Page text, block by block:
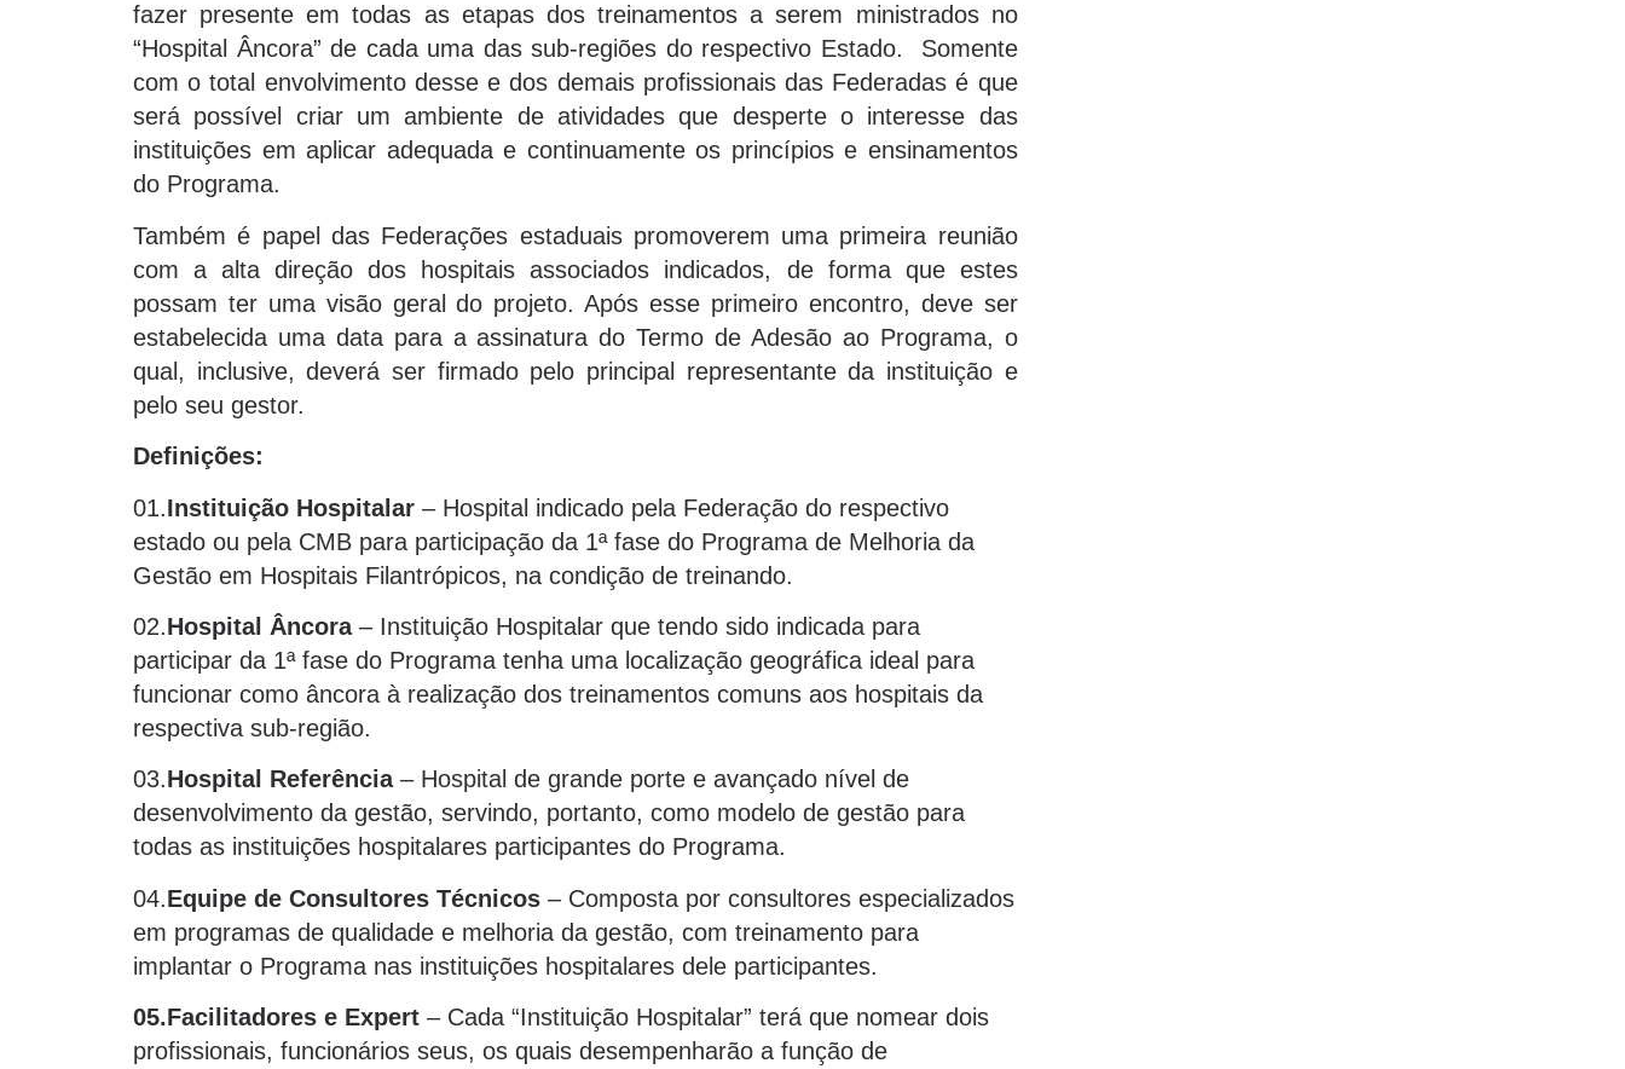
fazer presente em todas as etapas dos treinamentos a serem ministrados no
“Hospital Âncora” de cada uma das sub-regiões do respectivo Estado. Somente
com o total envolvimento desse e dos demais profissionais das Federadas é que
será possível criar um ambiente de atividades que desperte o interesse das
instituições em aplicar adequada e continuamente os princípios e ensinamentos
do Programa.
Também é papel das Federações estaduais promoverem uma primeira reunião
com a alta direção dos hospitais associados indicados, de forma que estes
possam ter uma visão geral do projeto. Após esse primeiro encontro, deve ser
estabelecida uma data para a assinatura do Termo de Adesão ao Programa, o
qual, inclusive, deverá ser firmado pelo principal representante da instituição e
pelo seu gestor.
Definições:
01.Instituição Hospitalar – Hospital indicado pela Federação do respectivo
estado ou pela CMB para participação da 1ª fase do Programa de Melhoria da
Gestão em Hospitais Filantrópicos, na condição de treinando.
02.Hospital Âncora– Instituição Hospitalar que tendo sido indicada para
participar da 1ª fase do Programa tenha uma localização geográfica ideal para
funcionar como âncora à realização dos treinamentos comuns aos hospitais da
respectiva sub-região.
03.Hospital Referência– Hospital de grande porte e avançado nível de
desenvolvimento da gestão, servindo, portanto, como modelo de gestão para
todas as instituições hospitalares participantes do Programa.
04.Equipe de Consultores Técnicos – Composta por consultores especializados
em programas de qualidade e melhoria da gestão, com treinamento para
implantar o Programa nas instituições hospitalares dele participantes.
05.Facilitadores e Expert – Cada “Instituição Hospitalar” terá que nomear dois
profissionais, funcionários seus, os quais desempenharão a função de